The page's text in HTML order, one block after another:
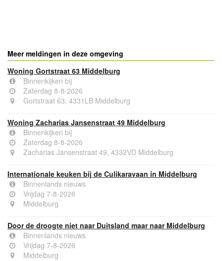
Meer meldingen in deze omgeving
Woning Gortstraat 63 Middelburg
Binnenkijken bij
Zaterdag 8-8-2026
Gortstraat 63, 4331LB Middelburg
Woning Zacharias Jansenstraat 49 Middelburg
Binnenkijken bij
Zaterdag 8-8-2026
Zacharias Jansenstraat 49, 4332VD Middelburg
Internationale keuken bij de Culikaravaan in Middelburg
Binnenlands nieuws
Vrijdag 7-8-2026
Middelburg
Door de droogte niet naar Duitsland maar naar Middelburg
Binnenlands nieuws
Vrijdag 7-8-2026
Middelburg